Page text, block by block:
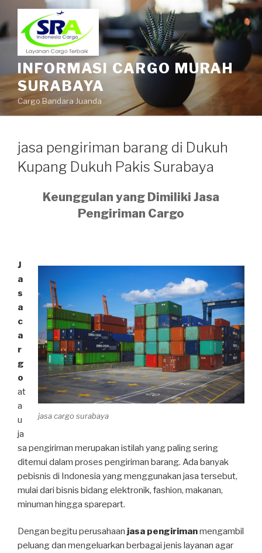
INFORMASI CARGO MURAH
SURABAYA
Cargo Bandara Juanda
jasa pengiriman barang di Dukuh
Kupang Dukuh Pakis Surabaya
Keunggulan yang Dimiliki Jasa
Pengiriman Cargo
jasa cargo surabaya
J
a
s
a
c
a
r
g
o
at
a
u
ja
sa pengiriman merupakan istilah yang paling sering
ditemui dalam proses pengiriman barang. Ada banyak
pebisnis di Indonesia yang menggunakan jasa tersebut,
mulai dari bisnis bidang elektronik, fashion, makanan,
minuman hingga sparepart.
Dengan begitu perusahaan jasa pengirimanmengambil
peluang dan mengeluarkan berbagai jenis layanan agar